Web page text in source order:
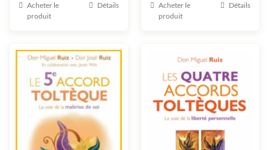
Acheter le
produit
Détails
Acheter le
produit
Détails